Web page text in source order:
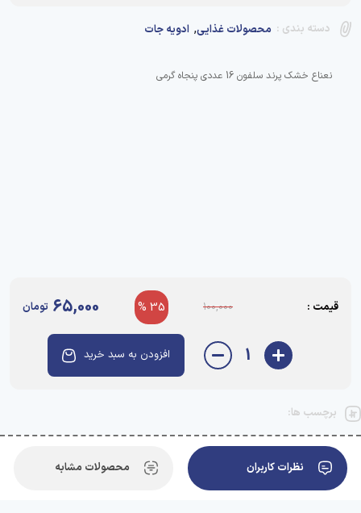
دسته بندی : محصولات غذایی, ادویه جات
نعناع خشک پرند سلفون 16 عددی پنجاه گرمی
قیمت : 100,000
35 %
65,000 تومان
1 افزودن به سبد خرید
برچسب ها:
نظرات کاربران محصولات مشابه